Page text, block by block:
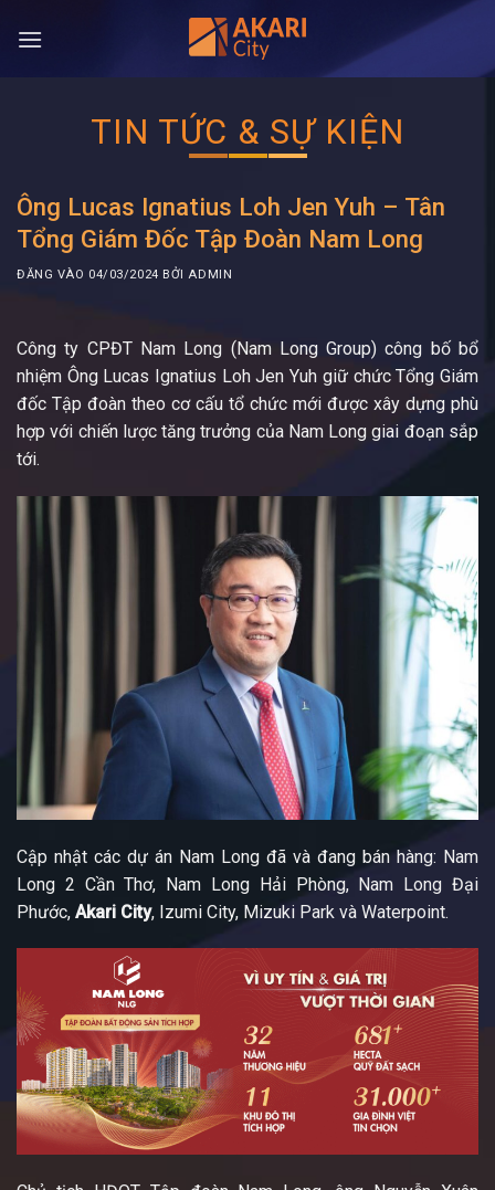
qua
TIN TỨC & SỰ KIỆN
Ông Lucas Ignatius Loh Jen Yuh – Tân
Tổng Giám Đốc Tập Đoàn Nam Long
ĐĂNG VÀO 04/03/2024 BỞIADMIN
Công ty CPĐT Nam Long (Nam Long Group) công bố bổ
nhiệm Ông Lucas Ignatius Loh Jen Yuh giữ chức Tổng Giám
đốc Tập đoàn theo cơ cấu tổ chức mới được xây dựng phù
hợp với chiến lược tăng trưởng của Nam Long giai đoạn sắp
tới.
Cập nhật các dự án Nam Long đã và đang bán hàng: Nam
Long 2 Cần Thơ, Nam Long Hải Phòng, Nam Long Đại
Phước, Akari City, Izumi City, Mizuki Park và Waterpoint.